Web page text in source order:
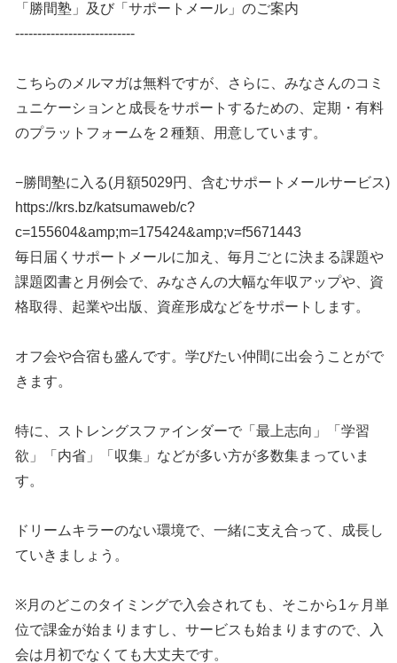
「勝間塾」及び「サポートメール」のご案内
---------------------------
こちらのメルマガは無料ですが、さらに、みなさんのコミ
ュニケーションと成長をサポートするための、定期・有料
のプラットフォームを２種類、用意しています。
−勝間塾に入る(月額5029円、含むサポートメールサービス)
https://krs.bz/katsumaweb/c?
c=155604&amp;m=175424&amp;v=f5671443
毎日届くサポートメールに加え、毎月ごとに決まる課題や
課題図書と月例会で、みなさんの大幅な年収アップや、資
格取得、起業や出版、資産形成などをサポートします。
オフ会や合宿も盛んです。学びたい仲間に出会うことがで
きます。
特に、ストレングスファインダーで「最上志向」「学習
欲」「内省」「収集」などが多い方が多数集まっていま
す。
ドリームキラーのない環境で、一緒に支え合って、成長し
ていきましょう。
※月のどこのタイミングで入会されても、そこから1ヶ月単
位で課金が始まりますし、サービスも始まりますので、入
会は月初でなくても大丈夫です。